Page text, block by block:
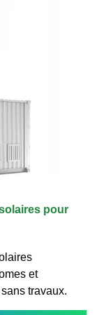
pour
et
travaux.